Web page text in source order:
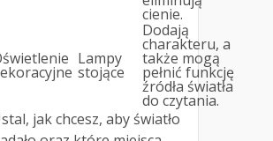
cienie.
Lampy
stojące
Dodają
charakteru, a
także mogą
pełnić funkcję
źródła światła
do czytania.
jak chcesz, aby światło